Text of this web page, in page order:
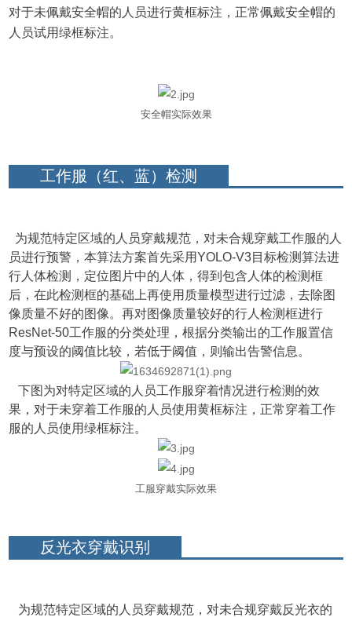
对于未佩戴安全帽的人员进行黄框标注，正常佩戴安全帽的
人员试用绿框标注。
安全帽实际效果
工作服（红、蓝）检测
为规范特定区域的人员穿戴规范，对未合规穿戴工作服的人
员进行预警，本算法方案首先采用YOLO-V3目标检测算法进
行人体检测，定位图片中的人体，得到包含人体的检测框
后，在此检测框的基础上再使用质量模型进行过滤，去除图
像质量不好的图像。再对图像质量较好的行人检测框进行
ResNet-50工作服的分类处理，根据分类输出的工作服置信
度与预设的阈值比较，若低于阈值，则输出告警信息。
下图为对特定区域的人员工作服穿着情况进行检测的效
果，对于未穿着工作服的人员使用黄框标注，正常穿着工作
服的人员使用绿框标注。
工服穿戴实际效果
反光衣穿戴识别
为规范特定区域的人员穿戴规范，对未合规穿戴反光衣的